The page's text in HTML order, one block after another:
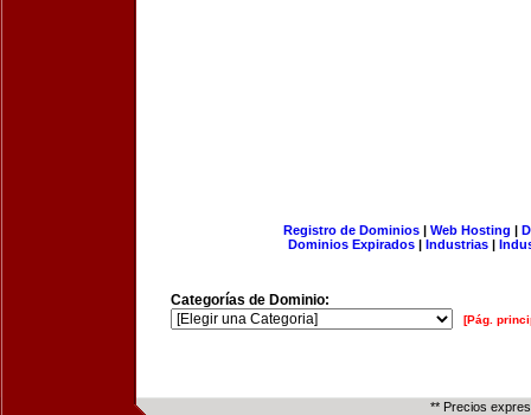
Registro de Dominios| Web Hosting |
Dominios Expirados | Industrias |
Categorías de Dominio:
[Pág.
** Precios